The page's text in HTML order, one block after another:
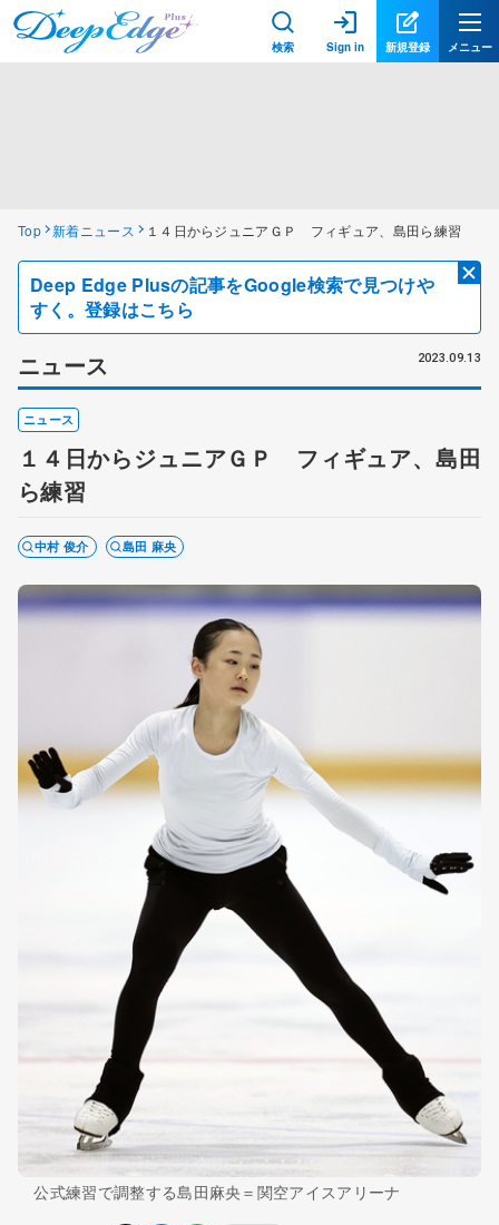
検索 Sign in 新規登録 メニュー
Top 新着ニュース １４日からジュニアＧＰ フィギュア、島田ら練習
Deep Edge Plusの記事をGoogle検索で見つけや
すく。登録はこちら
ニュース 2023.09.13
ニュース
１４日からジュニアＧＰ フィギュア、島田
ら練習
中村 俊介 島田 麻央
公式練習で調整する島田麻央＝関空アイスアリーナ